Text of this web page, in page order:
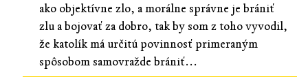
ako objektívne zlo, a morálne správne je brániť
zlu a bojovať za dobro, tak by som z toho vyvodil,
že katolík má určitú povinnosť primeraným
spôsobom samovražde brániť...